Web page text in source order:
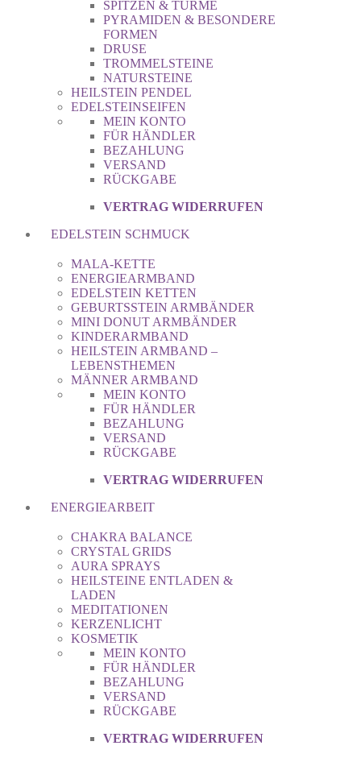
SPITZEN & TÜRME
PYRAMIDEN & BESONDERE
FORMEN
DRUSE
TROMMELSTEINE
NATURSTEINE
HEILSTEIN PENDEL
EDELSTEINSEIFEN
MEIN KONTO
FÜR HÄNDLER
BEZAHLUNG
VERSAND
RÜCKGABE
VERTRAG WIDERRUFEN
EDELSTEIN SCHMUCK
MALA-KETTE
ENERGIEARMBAND
EDELSTEIN KETTEN
GEBURTSSTEIN ARMBÄNDER
MINI DONUT ARMBÄNDER
KINDERARMBAND
HEILSTEIN ARMBAND –
LEBENSTHEMEN
MÄNNER ARMBAND
MEIN KONTO
FÜR HÄNDLER
BEZAHLUNG
VERSAND
RÜCKGABE
VERTRAG WIDERRUFEN
ENERGIEARBEIT
CHAKRA BALANCE
CRYSTAL GRIDS
AURA SPRAYS
HEILSTEINE ENTLADEN &
LADEN
MEDITATIONEN
KERZENLICHT
KOSMETIK
MEIN KONTO
FÜR HÄNDLER
BEZAHLUNG
VERSAND
RÜCKGABE
VERTRAG WIDERRUFEN